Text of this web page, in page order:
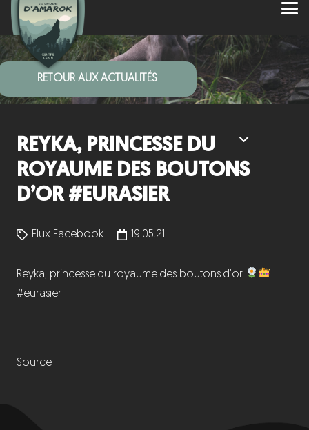
RETOUR AUX ACTUALITÉS
REYKA, PRINCESSE DU
ROYAUME DES BOUTONS
D’OR #EURASIER
Flux Facebook 19.05.21
Reyka, princesse du royaume des boutons d’or
#eurasier
Source